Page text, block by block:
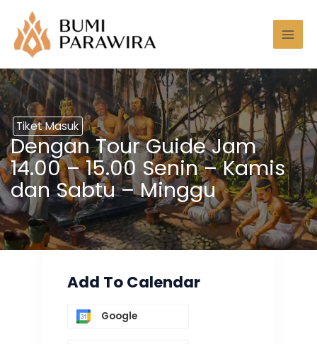
konten
Tiket Masuk
Dengan Tour Guide Jam
14.00 – 15.00 Senin – Kamis
dan Sabtu – Minggu
Add To Calendar
Google